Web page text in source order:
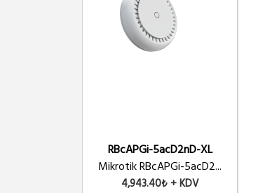
RBcAPGi-5acD2nD-XL
Mikrotik RBcAPGi-5acD2...
4,943.40₺ + KDV